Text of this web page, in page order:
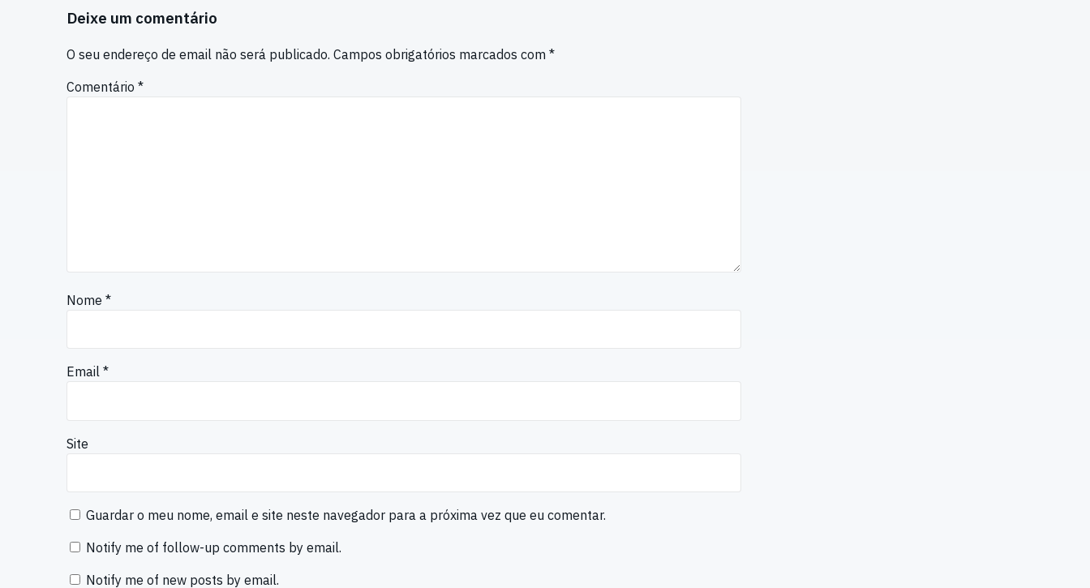
Deixe um comentário
O seu endereço de email não será publicado. Campos obrigatórios marcados com *
Comentário *
Nome *
Email *
Site
Guardar o meu nome, email e site neste navegador para a próxima vez que eu comentar.
Notify me of follow-up comments by email.
Notify me of new posts by email.